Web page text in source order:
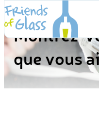
Skip
to
content
BLOG
Montrez-
que vous